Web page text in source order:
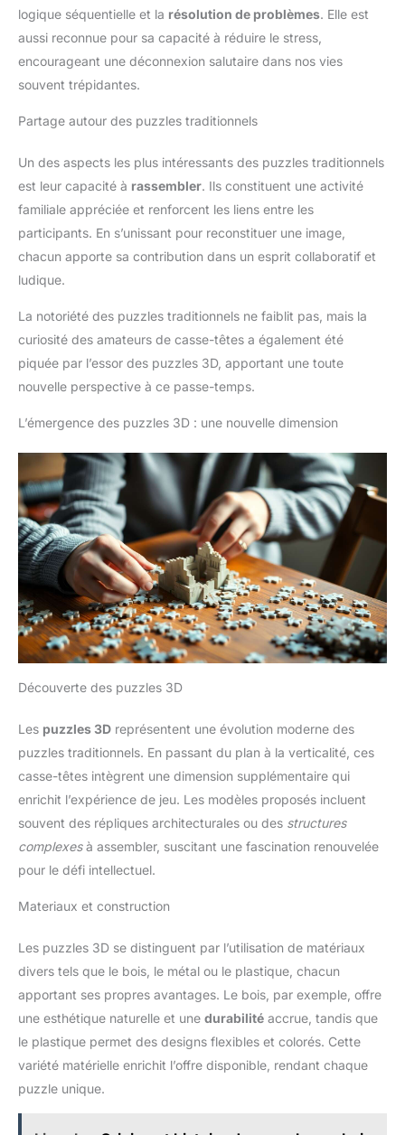
logique séquentielle et la résolution de problèmes. Elle est
aussi reconnue pour sa capacité à réduire le stress,
encourageant une déconnexion salutaire dans nos vies
souvent trépidantes.
Partage autour des puzzles traditionnels
Un des aspects les plus intéressants des puzzles traditionnels
est leur capacité à rassembler. Ils constituent une activité
familiale appréciée et renforcent les liens entre les
participants. En s’unissant pour reconstituer une image,
chacun apporte sa contribution dans un esprit collaboratif et
ludique.
La notoriété des puzzles traditionnels ne faiblit pas, mais la
curiosité des amateurs de casse-têtes a également été
piquée par l’essor des puzzles 3D, apportant une toute
nouvelle perspective à ce passe-temps.
L’émergence des puzzles 3D : une nouvelle dimension
Découverte des puzzles 3D
Les puzzles 3D représentent une évolution moderne des
puzzles traditionnels. En passant du plan à la verticalité, ces
casse-têtes intègrent une dimension supplémentaire qui
enrichit l’expérience de jeu. Les modèles proposés incluent
souvent des répliques architecturales ou des structures
complexesà assembler, suscitant une fascination renouvelée
pour le défi intellectuel.
Materiaux et construction
Les puzzles 3D se distinguent par l’utilisation de matériaux
divers tels que le bois, le métal ou le plastique, chacun
apportant ses propres avantages. Le bois, par exemple, offre
une esthétique naturelle et une durabilité accrue, tandis que
le plastique permet des designs flexibles et colorés. Cette
variété matérielle enrichit l’offre disponible, rendant chaque
puzzle unique.